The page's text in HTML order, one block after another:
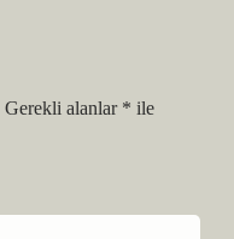
Gerekli alanlar * ile